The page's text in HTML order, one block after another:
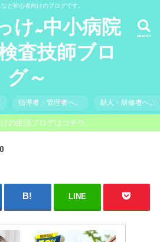
ど初心者向けのブログです。
け~中小病院
査技師ブロ
グ～
search
指導者・管理者へ。 新人・研修者へ。
の生活ブログはコチラ。
LINE